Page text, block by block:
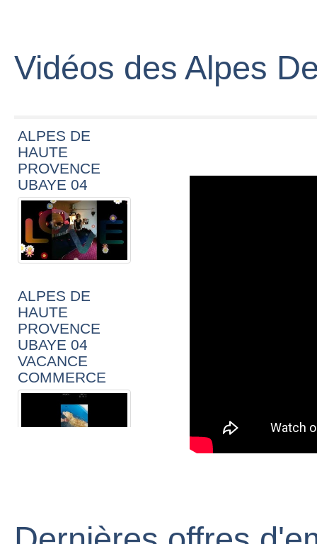
Vidéos des Alpes
ALPES DE
HAUTE
PROVENCE
UBAYE 04
ALPES DE
HAUTE
PROVENCE
UBAYE 04
VACANCE
COMMERCE
UBAYE 04